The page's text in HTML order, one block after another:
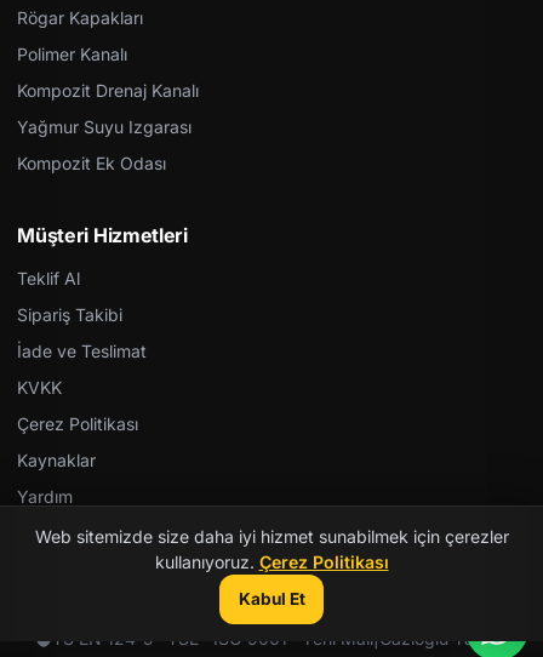
Rögar Kapakları
Polimer Kanalı
Kompozit Drenaj Kanalı
Yağmur Suyu Izgarası
Kompozit Ek Odası
Müşteri Hizmetleri
Teklif Al
Sipariş Takibi
İade ve Teslimat
KVKK
Çerez Politikası
Kaynaklar
Yardım
© 2026 Kent Teknik Kimya. Tüm hakları saklıdır.
TS EN 124-5 · TSE · ISO 9001 · Yerli Malı|Gazioğlu Yazılım
Web sitemizde size daha iyi hizmet sunabilmek için çerezler
kullanıyoruz. Çerez Politikası
Kabul Et